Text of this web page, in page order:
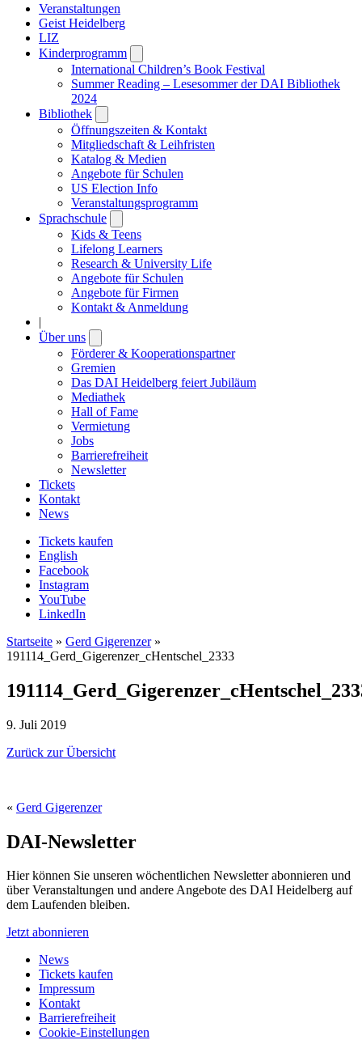
Veranstaltungen
Geist Heidelberg
LIZ
Kinderprogramm
submenu
International Children’s Book Festival
Summer Reading – Lesesommer der DAI Bibliothek
2024
Bibliothek
submenu
Öffnungszeiten & Kontakt
Mitgliedschaft & Leihfristen
Katalog & Medien
Angebote für Schulen
US Election Info
Veranstaltungsprogramm
Sprachschule
submenu
Kids & Teens
Lifelong Learners
Research & University Life
Angebote für Schulen
Angebote für Firmen
Kontakt & Anmeldung
|
Über uns
submenu
Förderer & Kooperationspartner
Gremien
Das DAI Heidelberg feiert Jubiläum
Mediathek
Hall of Fame
Vermietung
Jobs
Barrierefreiheit
Newsletter
Tickets
Kontakt
News
Tickets kaufen
English
Facebook
Instagram
YouTube
LinkedIn
Startseite » Gerd Gigerenzer»
191114_Gerd_Gigerenzer_cHentschel_2333
9. Juli 2019
Zurück zur Übersicht
« Gerd Gigerenzer
DAI-Newsletter
Hier können Sie unseren wöchentlichen Newsletter abonnieren und
über Veranstaltungen und andere Angebote des DAI Heidelberg auf
dem Laufenden bleiben.
Jetzt abonnieren
News
Tickets kaufen
Impressum
Kontakt
Barrierefreiheit
Cookie-Einstellungen